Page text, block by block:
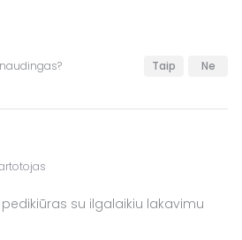
Taip Ne
su ilgalaikiu lakavimu